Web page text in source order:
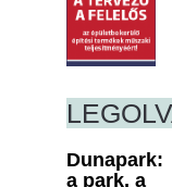
Dunapark:
a park, a